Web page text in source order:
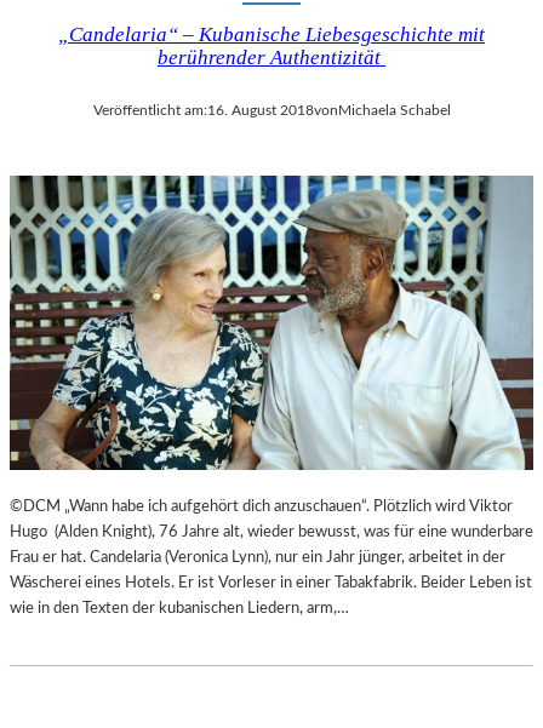
„Candelaria“ – Kubanische Liebesgeschichte mit
berührender Authentizität
Veröffentlicht am:16. August 2018vonMichaela Schabel
©DCM „Wann habe ich aufgehört dich anzuschauen“. Plötzlich wird Viktor
Hugo (Alden Knight), 76 Jahre alt, wieder bewusst, was für eine wunderbare
Frau er hat. Candelaria (Veronica Lynn), nur ein Jahr jünger, arbeitet in der
Wäscherei eines Hotels. Er ist Vorleser in einer Tabakfabrik. Beider Leben ist
wie in den Texten der kubanischen Liedern, arm,…